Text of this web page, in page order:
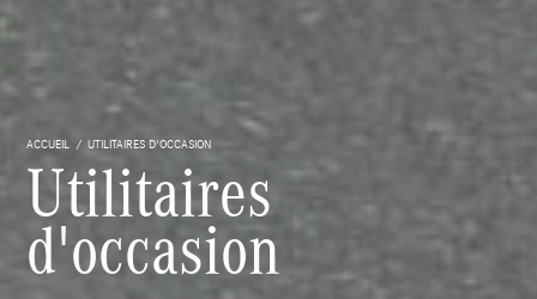
ACCUEIL UTILITAIRES D'OCCASION
Utilitaires
d'occasion